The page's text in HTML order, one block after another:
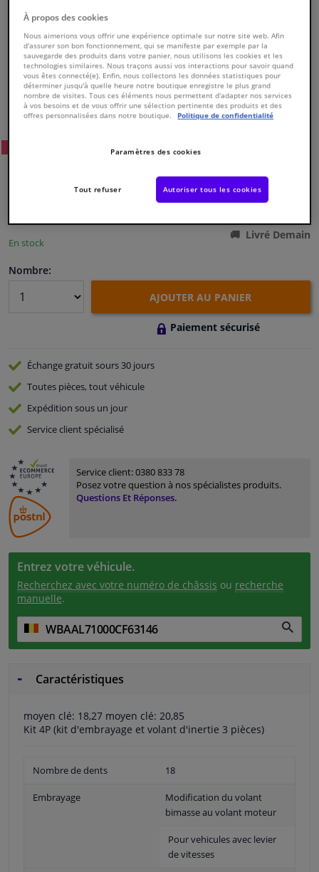
Fenêtres & accessoires
Intérieur & ameublement
Styling & Performance
Capteurs & électronique
Numéro de produit d'origine:0173629
Numéro de fabrication:835007
Prix conseillé: € 386,
En stock
Livré Demain
Nombre:
AJOUTER AU PANIER
Paiement sécurisé
Échange gratuitsours 30 jours
Toutes pièces, tout véhicule
Expédition sous un jour
Serviceclient spécialisé
Service client:0380 833 78
Posez votre question à nos spécialistes produits.
Questions Et Réponses.
Entrez votre véhicule.
Recherchez avec votre numéro de châssis ou recherche
manuelle.
Caractéristiques
moyen clé: 18,27 moyen clé: 20,85
Kit 4P (kit d'embrayage et volant d'inertie 3 pièces)
Nombre de dents 18
Embrayage
Modification du volant
bimasse au volant moteur
Pour vehicules avec levier
de vitesses
À propos des cookies
Nous aimerions vous offrir une expérience optimale sur notre site web. Afin
d'assurer son bon fonctionnement, qui se manifeste par exemple par la
sauvegarde des produits dans votre panier, nous utilisons les cookies et les
technologies similaires. Nous traçons aussi vos interactions pour savoir quand
vous êtes connecté(e). Enfin, nous collectons les données statistiques pour
déterminer jusqu'à quelle heure notre boutique enregistre le plus grand
nombre de visites. Tous ces éléments nous permettent d'adapter nos services
à vos besoins et de vous offrir une sélection pertinente des produits et des
offres personnalisées dans notre boutique.
Politique de confidentialité
Paramètres des cookies
Tout refuser Autoriser tous les cookies